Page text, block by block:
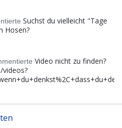
Suchst du vielleicht "Tage
Hosen?
Video nicht zu finden?